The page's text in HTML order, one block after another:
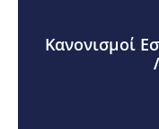
Κανονισμοί